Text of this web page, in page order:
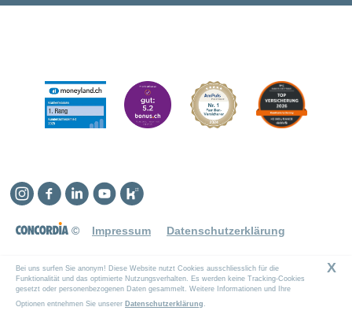
© Impressum Datenschutzerklärung
Instagram
Facebook
LinkedinYouTube
Kununu
Bei uns surfen Sie anonym! Diese Website nutzt Cookies ausschliesslich für die
Funktionalität und das optimierte Nutzungsverhalten. Es werden keine Tracking-Cookies
gesetzt oder personenbezogenen Daten gesammelt. Weitere Informationen und Ihre
Optionen entnehmen Sie unserer Datenschutzerklärung .
X